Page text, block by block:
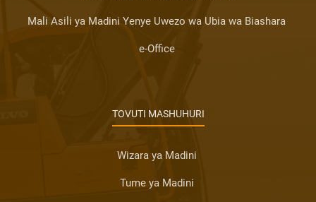
Mali Asili ya Madini Yenye Uwezo wa Ubia wa Biashara
e-Office
TOVUTI MASHUHURI
Wizara ya Madini
Tume ya Madini